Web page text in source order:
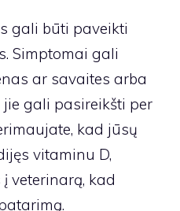
gali būti paveikti
Simptomai gali
ar savaites arba
gali pasireikšti per
kad jūsų
vitaminu D,
veterinarą, kad